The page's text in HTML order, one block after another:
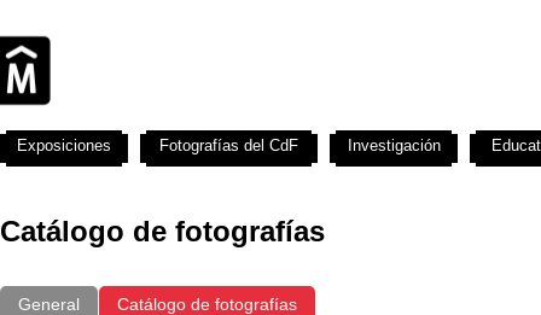
Catálogo de fotografías
General Catálogo de fotografías
Exposiciones Fotografías del CdF Investigación